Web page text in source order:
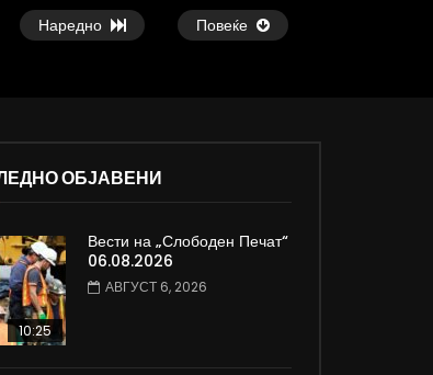
Наредно Повеќе
од Киев, Украина: Нема
за брзо завршување на
ВАРОШЛИЈА
30, 2022
ОБЈАВЕНИ
10:25
Вести на „Слободен Печат“
06.08.2026
АВГУСТ 6, 2026